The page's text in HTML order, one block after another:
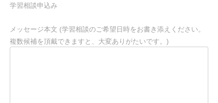
学習相談申込み
メッセージ本文 (学習相談のご希望日時をお書き添えください。
複数候補を頂戴できますと、大変ありがたいです。)